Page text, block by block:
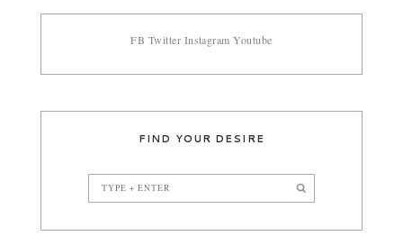
FB Twitter Instagram Youtube
FIND YOUR DESIRE